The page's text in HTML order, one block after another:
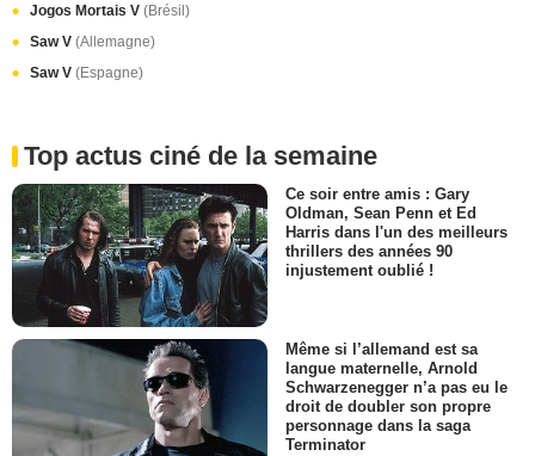
Jogos Mortais V (Brésil)
Saw V (Allemagne)
Saw V (Espagne)
Top actus ciné de la semaine
Ce soir entre amis : Gary
Oldman, Sean Penn et Ed
Harris dans l'un des meilleurs
thrillers des années 90
injustement oublié !
Même si l’allemand est sa
langue maternelle, Arnold
Schwarzenegger n’a pas eu le
droit de doubler son propre
personnage dans la saga
Terminator